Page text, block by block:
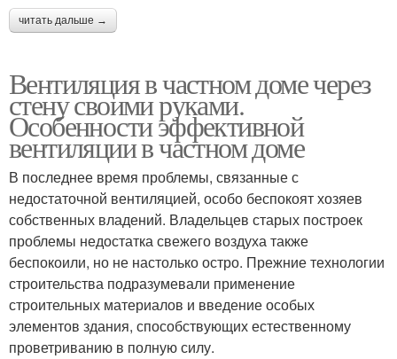
читать дальше →
Вентиляция в частном доме через
стену своими руками.
Особенности эффективной
вентиляции в частном доме
В последнее время проблемы, связанные с
недостаточной вентиляцией, особо беспокоят хозяев
собственных владений. Владельцев старых построек
проблемы недостатка свежего воздуха также
беспокоили, но не настолько остро. Прежние технологии
строительства подразумевали применение
строительных материалов и введение особых
элементов здания, способствующих естественному
проветриванию в полную силу.